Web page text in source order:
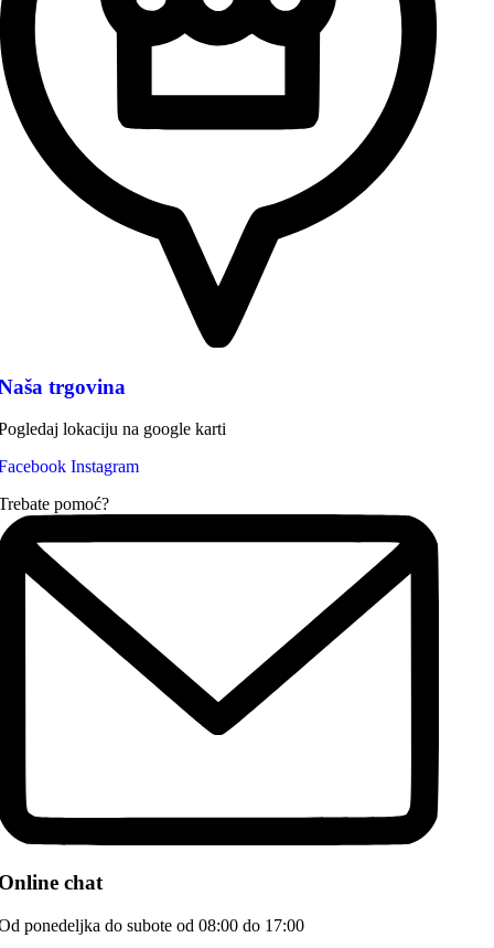
trgovina
lokaciju na google karti
Instagram
pomoć?
chat
ponedeljka do subote od 08:00 do 17:00